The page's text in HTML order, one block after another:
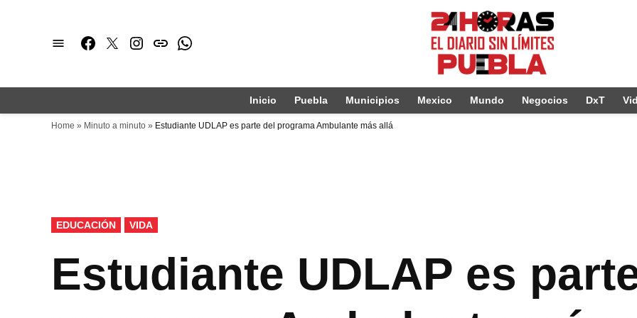
Facebook
TwitterInstagram
issuuWhatsapp
Inicio Puebla Municipios Mexico Mundo Negocios DxT
Home » Minuto a minuto » Estudiante UDLAP es parte del programa Ambulante más allá
PUBLICADO
EN
EDUCACIÓN VIDA
Estudiante UDLAP es